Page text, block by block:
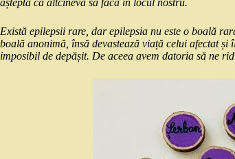
aștepta că altcineva să facă în locul nostru.
Există epilepsii rare, dar epilepsia nu este o boală
boală anonimă, însă devastează viață celui afectat
imposibil de depășit. De aceea avem datoria să ne